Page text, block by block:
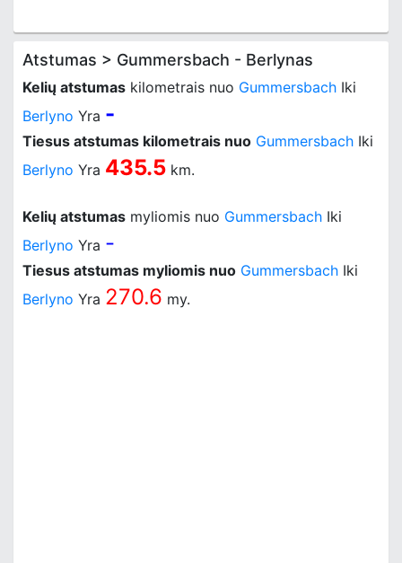
Atstumas > Gummersbach - Berlynas
Kelių atstumas kilometrais nuo Gummersbach Iki
Berlyno Yra -
Tiesus atstumas kilometrais nuo Gummersbach Iki
Berlyno Yra 435.5 km.
Kelių atstumas myliomis nuo Gummersbach Iki
Berlyno Yra -
Tiesus atstumas myliomis nuo Gummersbach Iki
Berlyno Yra 270.6 my.